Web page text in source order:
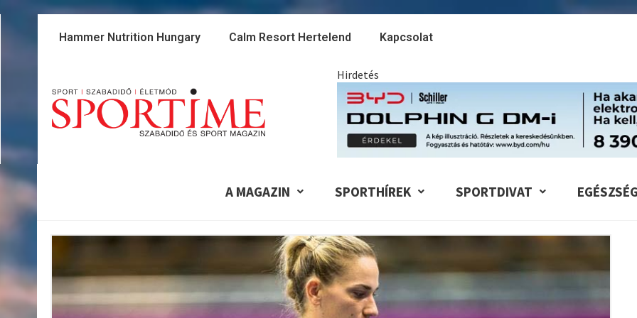
Hammer Nutrition Hungary Calm Resort Hertelend Kapcsolat
Hirdetés
A MAGAZIN SPORTHÍREK SPORTDIVAT EGÉSZSÉG